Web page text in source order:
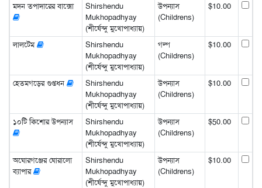
মদন তপাদারের বাক্সো
Shirshendu
Mukhopadhyay
(শীর্ষেন্দু মুখোপাধ্যায়)
উপন্যাস
(Childrens)
$10.00
লালটেম
Shirshendu
Mukhopadhyay
(শীর্ষেন্দু মুখোপাধ্যায়)
গল্প
(Childrens)
$10.00
হেতমগড়ের গুপ্তধন
Shirshendu
Mukhopadhyay
(শীর্ষেন্দু মুখোপাধ্যায়)
উপন্যাস
(Childrens)
$10.00
১০টি কিশোর উপন্যাস
Shirshendu
Mukhopadhyay
(শীর্ষেন্দু মুখোপাধ্যায়)
উপন্যাস
(Childrens)
$50.00
অঘোরগঞ্জের ঘোরালো
ব্যাপার
Shirshendu
Mukhopadhyay
(শীর্ষেন্দু মুখোপাধ্যায়)
উপন্যাস
(Childrens)
$10.00